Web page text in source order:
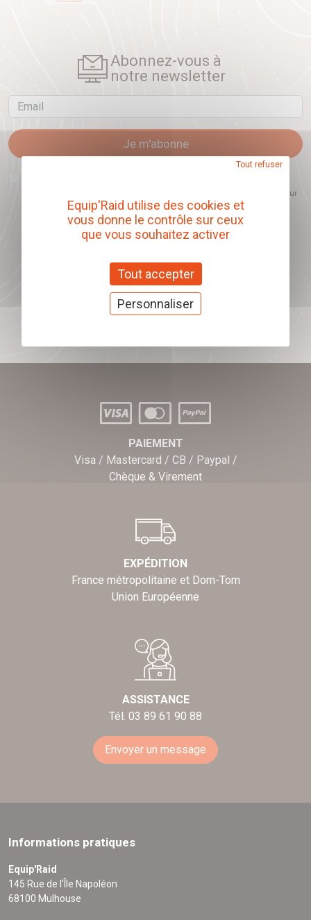
Abonnez-vous à
notre newsletter
Email
Je m'abonne
proposés. Ce choix est modifiable à tout moment et reste sans incidence sur
mon inscription.
Offrez nos chèques
cadeaux
J'offre des chèques cadeaux
PAIEMENT
Visa / Mastercard / CB / Paypal /
Chèque & Virement
EXPÉDITION
France métropolitaine et Dom-Tom
Union Européenne
ASSISTANCE
Tél. 03 89 61 90 88
Envoyer un message
Informations pratiques
Equip'Raid
145 Rue de l'Île Napoléon
68100 Mulhouse
Equip'Raid utilise des cookies et
vous donne le contrôle sur ceux
que vous souhaitez activer
Tout accepter
Tout refuser
Personnaliser